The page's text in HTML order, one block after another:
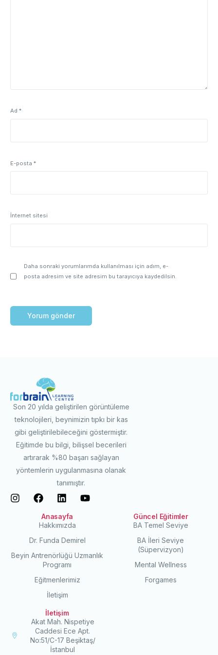
Ad*
E-posta*
İnternet sitesi
Daha sonraki yorumlarımda kullanılması için adım, e-
posta adresim ve site adresim bu tarayıcıya kaydedilsin.
Son 20 yılda geliştirilen görüntüleme
teknolojileri, beynimizin tıpkı bir kas
gibi geliştirilebileceğini göstermiştir.
Eğitimde bu bilgi, bilişsel becerileri
artırarak %80 başarı sağlayan
yöntemlerin uygulanmasına olanak
tanımıştır.
Anasayfa
Hakkımızda
Dr. Funda Demirel
Beyin Antrenörlüğü Uzmanlık
Programı
Eğitmenlerimiz
İletişim
Güncel Eğitimler
BA Temel Seviye
BA İleri Seviye
(Süpervizyon)
Mental Wellness
Forgames
İletişim
Akat Mah. Nispetiye
Caddesi Ece Apt.
No:51/C-17 Beşiktaş/
İstanbul